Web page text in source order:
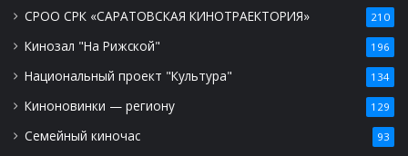
СРОО СРК «САРАТОВСКАЯ КИНОТРАЕКТОРИЯ» 210
Кинозал "На Рижской" 196
Национальный проект "Культура" 134
Киноновинки — региону 129
Семейный киночас 93